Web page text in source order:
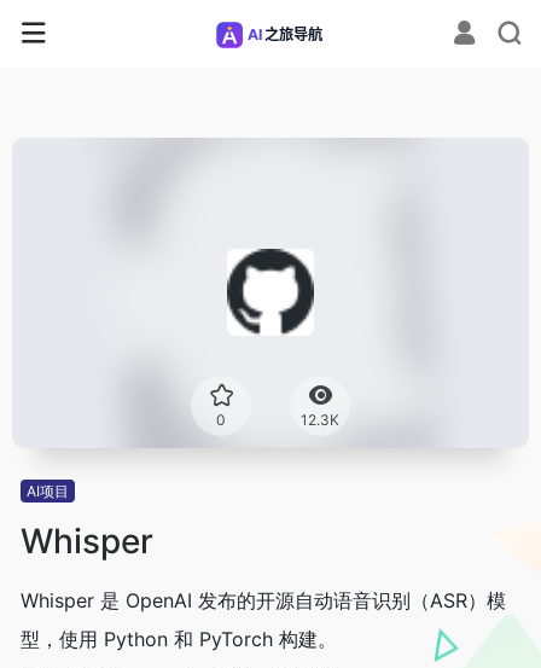
0 12.3K
AI项目
Whisper
Whisper 是 OpenAI 发布的开源自动语音识别（ASR）模
型，使用 Python 和 PyTorch 构建。